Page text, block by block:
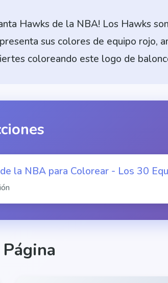
Hawks de la NBA! Los Hawks
sus colores de equipo rojo,
coloreando este logo de
la NBA para Colorear - Los 30